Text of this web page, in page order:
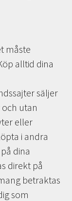
måste
alltid dina
säljer
utan
eller
i andra
dina
direkt på
betraktas
som